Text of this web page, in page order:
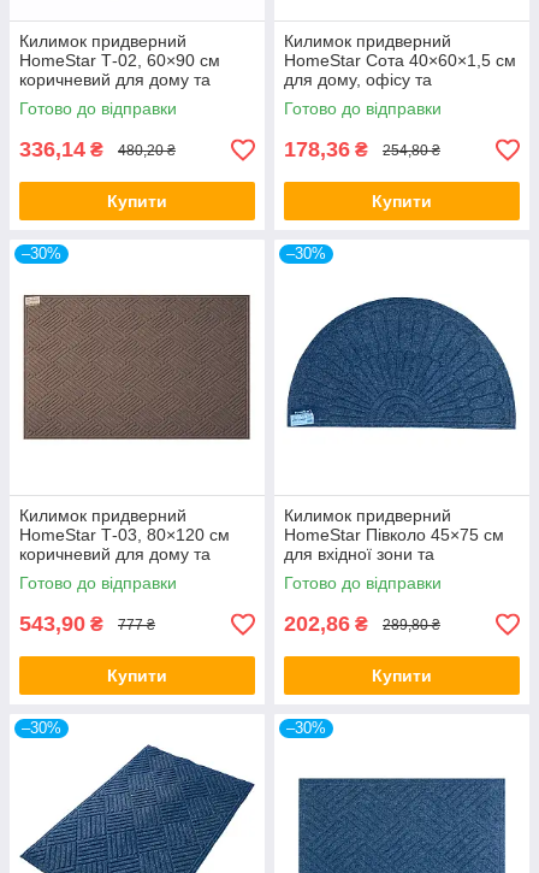
Килимок придверний
HomeStar Т-02, 60×90 см
коричневий для дому та
офісу
Готово до відправки
336,14 ₴ 480,20 ₴
Купити
Килимок придверний
HomeStar Сота 40×60×1,5 см
для дому, офісу та
передпокою
Готово до відправки
178,36 ₴ 254,80 ₴
Купити
–30%
Килимок придверний
HomeStar Т-03, 80×120 см
коричневий для дому та
офісу
Готово до відправки
543,90 ₴ 777 ₴
Купити
–30%
Килимок придверний
HomeStar Півколо 45×75 см
для вхідної зони та
передпокою
Готово до відправки
202,86 ₴ 289,80 ₴
Купити
–30% –30%